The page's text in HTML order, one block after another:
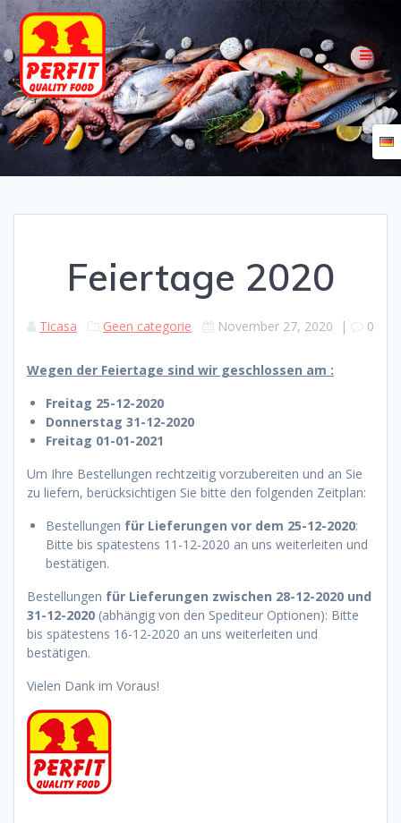
Skip
to
content
Feiertage 2020
Ticasa Geen categorie November 27, 2020 | 0
Wegen der Feiertage sind wir geschlossen am :
Freitag 25-12-2020
Donnerstag 31-12-2020
Freitag 01-01-2021
Um Ihre Bestellungen rechtzeitig vorzubereiten und an Sie
zu liefern, berücksichtigen Sie bitte den folgenden Zeitplan:
Bestellungen für Lieferungen vor dem 25-12-2020:
Bitte bis spätestens 11-12-2020 an uns weiterleiten und
bestätigen.
Bestellungen für Lieferungen zwischen 28-12-2020 und
31-12-2020 (abhängig von den Spediteur Optionen): Bitte
bis spätestens 16-12-2020 an uns weiterleiten und
bestätigen.
Vielen Dank im Voraus!